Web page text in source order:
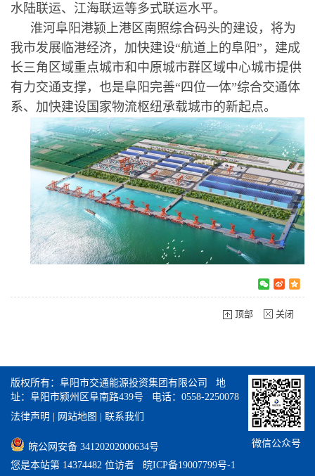
水陆联运、江海联运等多式联运水平。
淮河阜阳港颍上港区南照综合码头的建设，将为
我市发展临港经济，加快建设“航道上的阜阳”，建成
长三角区域重点城市和中原城市群区域中心城市提供
有力交通支撑，也是阜阳完善“四位一体”综合交通体
系、加快建设国家物流枢纽承载城市的新起点。
顶部 关闭
版权所有：阜阳市交通能源投资集团有限公司 地
址：阜阳市颍州区阜南路439号 电话：0558-2250078
法律声明
网站地图 联系我们
皖公网安备 34120202000634号
您是本站第 14374482 位访者
皖ICP备19007799号-1
微信公众号